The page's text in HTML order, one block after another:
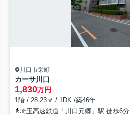
川口市栄町
カーサ川口
1,830万円
1階 / 28.23㎡ / 1DK /築46年
埼玉高速鉄道「川口元郷」駅 徒歩6分